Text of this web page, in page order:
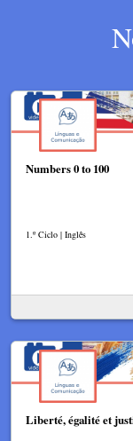
Numbers 0 to 100
1.º Ciclo | Inglês
Liberté, égalité et